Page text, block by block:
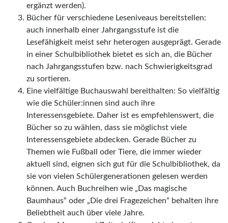
ergänzt werden).
Bücher für verschiedene Leseniveaus bereitstellen:
auch innerhalb einer Jahrgangsstufe ist die
Lesefähigkeit meist sehr heterogen ausgeprägt. Gerade
in einer Schulbibliothek bietet es sich an, die Bücher
nach Jahrgangsstufen bzw. nach Schwierigkeitsgrad
zu sortieren.
Eine vielfältige Buchauswahl bereithalten: So vielfältig
wie die Schüler:innen sind auch ihre
Interessensgebiete. Daher ist es empfehlenswert, die
Bücher so zu wählen, dass sie möglichst viele
Interessensgebiete abdecken. Gerade Bücher zu
Themen wie Fußball oder Tiere, die immer wieder
aktuell sind, eignen sich gut für die Schulbibliothek, da
sie von vielen Schülergenerationen gelesen werden
können. Auch Buchreihen wie „Das magische
Baumhaus“ oder „Die drei Fragezeichen“ behalten ihre
Beliebtheit auch über viele Jahre.